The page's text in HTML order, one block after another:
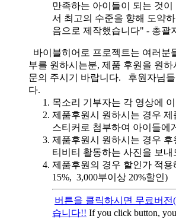
만족하는 아이들이 되는 것
서 최고의 수준을 향해 도약
음으로 제작했습니다" - 총괄
바이블히어로 프로젝트는 여러분
부를 원하시는분, 제품 후원을 원하
문의 주시기 바랍니다. 후원자님
다.
목소리 기부자는 각 영상에
제품후원시 원하시는 경우
스티커로 첨부하여 아이들에
제품후원시 원하시는 경우
티비티 활동하는 사진을 보내
제품후원의 경우 할인가 적용
15%, 3,000부이상 20%할인)
버튼을 클릭하시면 무료버
습니다!! If you click button,